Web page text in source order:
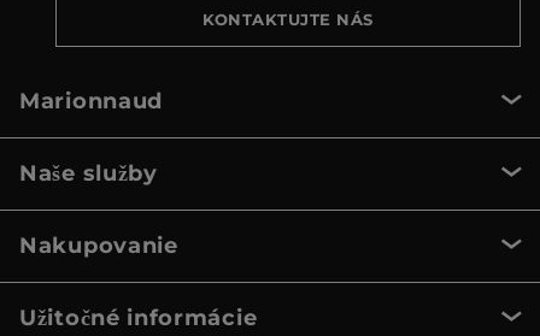
KONTAKTUJTE NÁS
Marionnaud
Naše služby
Nakupovanie
Užitočné informácie